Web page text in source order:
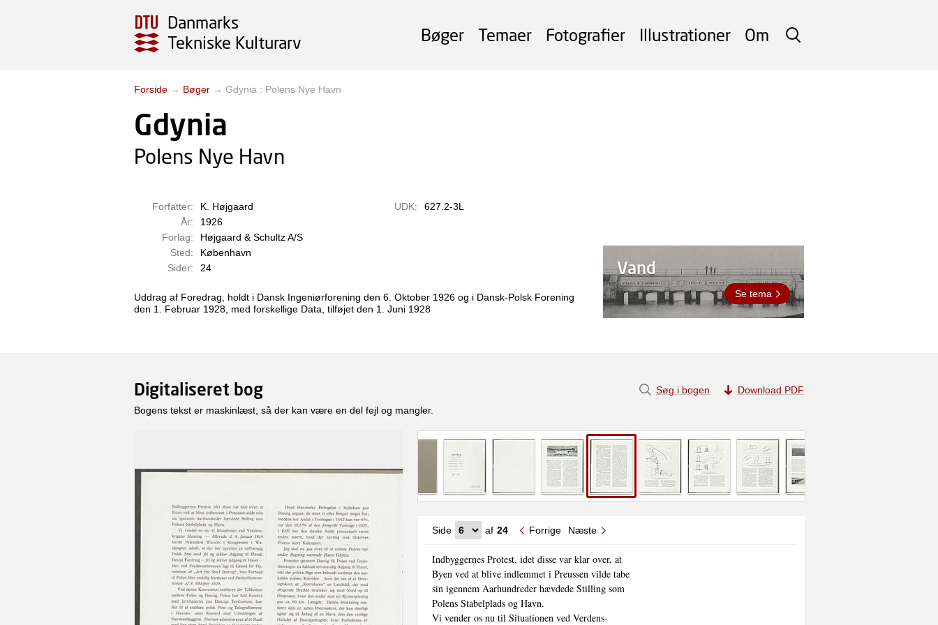
Danmarks
Tekniske Kulturarv
SØG
Bøger Temaer Fotografier Illustrationer Om
Forside → Bøger → Gdynia : Polens Nye Havn
Gdynia
Polens Nye Havn
Forfatter:
K. Højgaard
År:
1926
Forlag:
Højgaard & Schultz A/S
Sted:
København
Sider:
24
UDK: 627.2-3L
Uddrag af Foredrag, holdt i Dansk Ingeniørforening den 6. Oktober 1926 og i Dansk-Polsk Forening
den 1. Februar 1928, med forskellige Data, tilføjet den 1. Juni 1928
Vand
Se tema
Digitaliseret bog
Bogens tekst er maskinlæst, så der kan være en del fejl og mangler.
Side af 24 Forrige Næste
Indbyggernes Protest, idet disse var klar over, at
Byen ved at blive indlemmet i Preussen vilde tabe
sin igennem Aarhundreder hævdede Stilling som
Polens Stabelplads og Havn.
Vi vender os nu til Situationen ved Verdens-
Søg i bogen Download PDF